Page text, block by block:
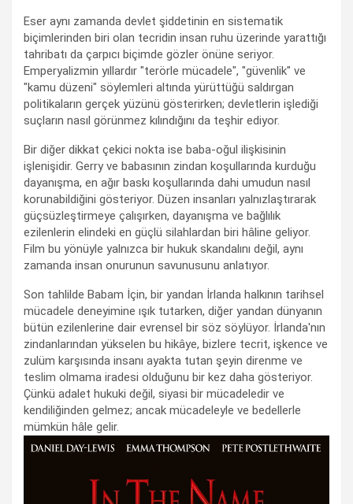
Eser aynı zamanda devlet şiddetinin en sistematik
biçimlerinden biri olan tecridin insan ruhu üzerinde yarattığı
tahribatı da çarpıcı biçimde gözler önüne seriyor.
Emperyalizmin yıllardır "terörle mücadele", "güvenlik" ve
"kamu düzeni" söylemleri altında yürüttüğü saldırgan
politikaların gerçek yüzünü gösterirken; devletlerin işlediği
suçların nasıl görünmez kılındığını da teşhir ediyor.
Bir diğer dikkat çekici nokta ise baba-oğul ilişkisinin
işlenişidir. Gerry ve babasının zindan koşullarında kurduğu
dayanışma, en ağır baskı koşullarında dahi umudun nasıl
korunabildiğini gösteriyor. Düzen insanları yalnızlaştırarak
güçsüzleştirmeye çalışırken, dayanışma ve bağlılık
ezilenlerin elindeki en güçlü silahlardan biri hâline geliyor.
Film bu yönüyle yalnızca bir hukuk skandalını değil, aynı
zamanda insan onurunun savunusunu anlatıyor.
Son tahlilde Babam İçin, bir yandan İrlanda halkının tarihsel
mücadele deneyimine ışık tutarken, diğer yandan dünyanın
bütün ezilenlerine dair evrensel bir söz söylüyor. İrlanda'nın
zindanlarından yükselen bu hikâye, bizlere tecrit, işkence ve
zulüm karşısında insanı ayakta tutan şeyin direnme ve
teslim olmama iradesi olduğunu bir kez daha gösteriyor.
Çünkü adalet hukuki değil, siyasi bir mücadeledir ve
kendiliğinden gelmez; ancak mücadeleyle ve bedellerle
mümkün hâle gelir.